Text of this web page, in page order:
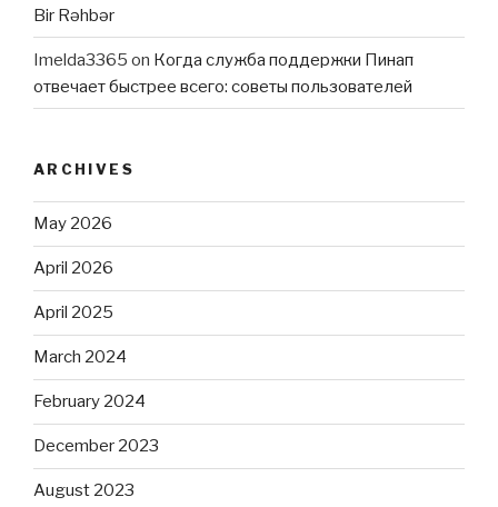
Bir Rəhbər
Imelda3365 on Когда служба поддержки Пинап
отвечает быстрее всего: советы пользователей
ARCHIVES
May 2026
April 2026
April 2025
March 2024
February 2024
December 2023
August 2023